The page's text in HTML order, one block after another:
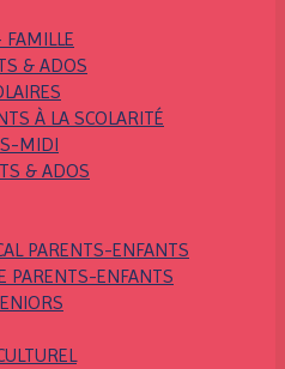
FAMILLE
& ADOS
À LA SCOLARITÉ
MIDI
& ADOS
PARENTS-ENFANTS
PARENTS-ENFANTS